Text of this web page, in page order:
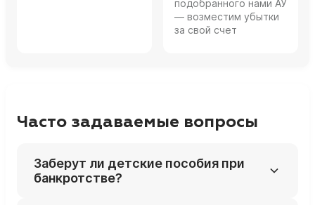
подобранного нами АУ
— возместим убытки
за свой счет
Часто задаваемые вопросы
Заберут ли детские пособия при
банкротстве?